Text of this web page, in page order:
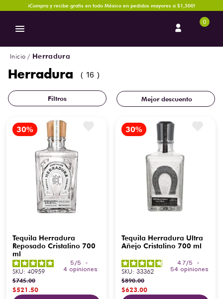
¡Compra y recibe gratis en todo México en pedidos mayores a $1,500!
0
Herradura
Herradura 16
Mejor descuento
Tequila Herradura
Reposado Cristalino 700
ml
5/5
-
4 opiniones
SKU: 40959
$745.00
$521.50
Tequila Herradura Ultra
Añejo Cristalino 700 ml
4.7/5
-
54 opiniones
SKU: 33362
$890.00
$623.00